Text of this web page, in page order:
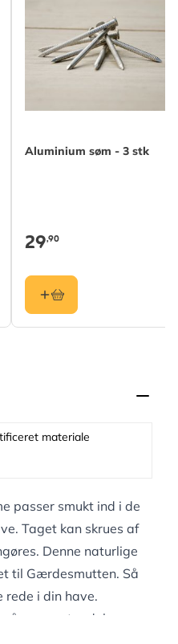
Aluminium søm - 3 stk
29,90
materiale
passer smukt ind i de
Taget kan skrues af
Denne naturlige
til Gærdesmutten. Så
rede i din have.
synes at redekassen